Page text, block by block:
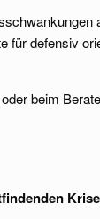
für defensiv
beim